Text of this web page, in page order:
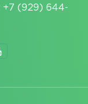
+7 (929) 644-